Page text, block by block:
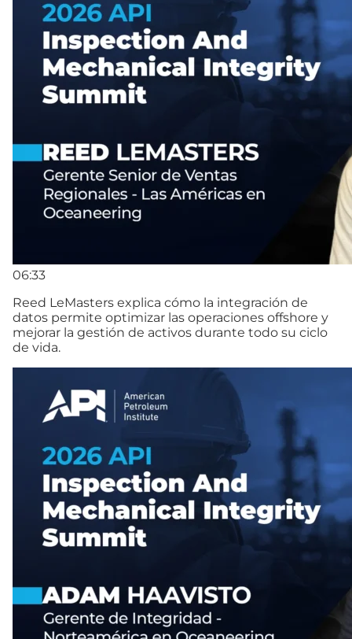
06:33
Reed LeMasters explica cómo la integración de
datos permite optimizar las operaciones offshore y
mejorar la gestión de activos durante todo su ciclo
de vida.